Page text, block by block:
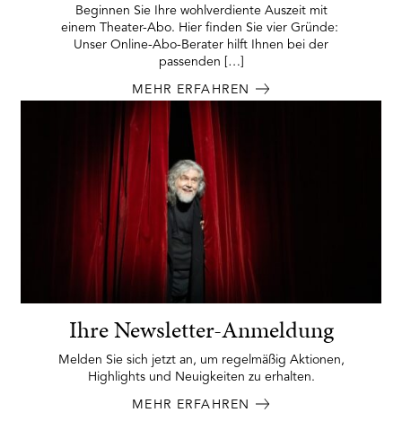
Beginnen Sie Ihre wohlverdiente Auszeit mit
einem Theater-Abo. Hier finden Sie vier Gründe:
Unser Online-Abo-Berater hilft Ihnen bei der
passenden […]
MEHR ERFAHREN
Ihre Newsletter-Anmeldung
Melden Sie sich jetzt an, um regelmäßig Aktionen,
Highlights und Neuigkeiten zu erhalten.
MEHR ERFAHREN